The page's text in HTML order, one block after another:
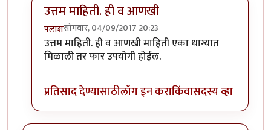
उत्तम माहिती. ही व आणखी
पलाशसोमवार, 04/09/2017 20:23
In reply toशंभर रु किलोच्या डाळीच्याbyकंजूस
उत्तम माहिती. ही व आणखी माहिती एका धाग्यात
मिळाली तर फार उपयोगी होईल.
प्रतिसाद देण्यासाठीलॉग इन कराकिंवासदस्य व्हा